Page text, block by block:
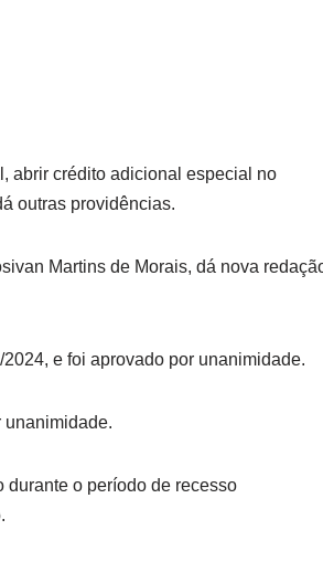
abrir crédito adicional especial no
outras providências.
Martins de Morais, dá nova
e foi aprovado por unanimidade.
unanimidade.
durante o período de recesso